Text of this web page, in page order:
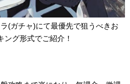
(ガチャ)にて最優先で狙うべきお
グ形式でご紹介！